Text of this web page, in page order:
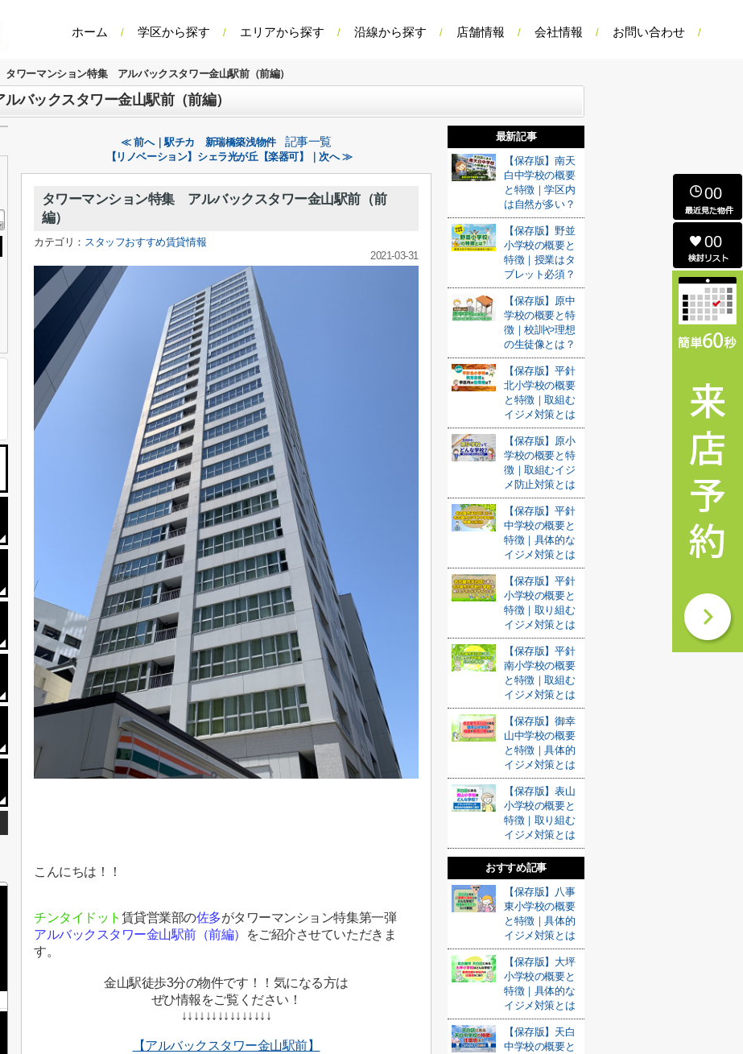
ホーム 学区から探す エリアから探す 沿線から探す 店舗情報 会社情報 お問い合わせ
タワーマンション特集 アルバックスタワー金山駅前（前編）
バックスタワー金山駅前（前編）
≪ 前へ｜駅チカ 新瑞橋築浅物件 記事一覧
【リノベーション】シェラ光が丘【楽器可】｜次へ ≫
タワーマンション特集 アルバックスタワー金山駅前（前
編）
カテゴリ： スタッフおすすめ賃貸情報
2021-03-31
こんにちは！！
チンタイドット 賃貸営業部の佐多がタワーマンション特集第一弾
アルバックスタワー金山駅前（前編）
をご紹介させていただきま
す。
金山駅徒歩3分の物件です！！気になる方は
ぜひ情報をご覧ください！
↓↓↓↓↓↓↓↓↓↓↓↓↓↓↓
【アルバックスタワー金山駅前】
最新記事
【保存版】南天
白中学校の概要
と特徴｜学区内
は自然が多い？
【保存版】野並
小学校の概要と
特徴｜授業はタ
ブレット必須？
【保存版】原中
学校の概要と特
徴｜校訓や理想
の生徒像とは？
【保存版】平針
北小学校の概要
と特徴｜取組む
イジメ対策とは
【保存版】原小
学校の概要と特
徴｜取組むイジ
メ防止対策とは
【保存版】平針
中学校の概要と
特徴｜具体的な
イジメ対策とは
【保存版】平針
小学校の概要と
特徴｜取り組む
イジメ対策とは
【保存版】平針
南小学校の概要
と特徴｜取組む
イジメ対策とは
【保存版】御幸
山中学校の概要
と特徴｜具体的
イジメ対策とは
【保存版】表山
小学校の概要と
特徴｜取り組む
イジメ対策とは
おすすめ記事
【保存版】八事
東小学校の概要
と特徴｜具体的
イジメ対策とは
【保存版】大坪
小学校の概要と
特徴｜具体的な
イジメ対策とは
【保存版】天白
中学校の概要と
00
00